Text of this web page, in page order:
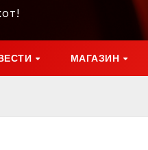
МАГАЗИН